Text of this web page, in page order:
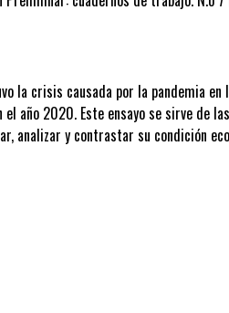
la crisis causada por la pandemia
año 2020. Este ensayo se sirve de
analizar y contrastar su condición